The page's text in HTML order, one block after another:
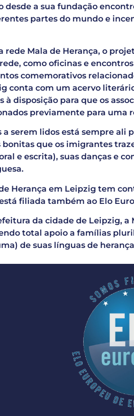
a sua fundação
partes do mundo e
Mala de Herança, o
como oficinas e
comemorativos
conta com um acervo
disposição para que os
previamente para uma
serem lidos está sempre ali
que os imigrantes
e escrita), suas danças e
Herança em Leipzig tem
filiada também ao Elo
da cidade de Leipzig, a
total apoio a famílias
de suas línguas de